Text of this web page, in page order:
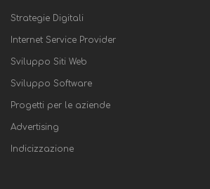
Strategie Digitali
Internet Service Provider
Sviluppo Siti Web
Sviluppo Software
Progetti per le aziende
Advertising
Indicizzazione